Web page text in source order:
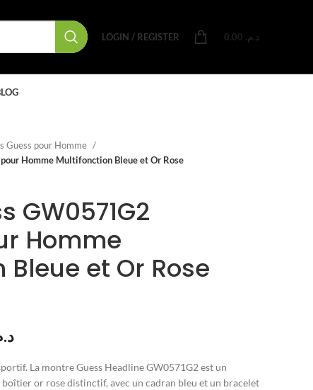
LOGIN / REGISTER د.م.
Guess pour Homme
Homme Multifonction Bleue et Or Rose
GW0571G2
Homme
et Or Rose
La montre Guess Headline GW0571G2 est un
or rose distinctif, avec un cadran bleu et un bracelet